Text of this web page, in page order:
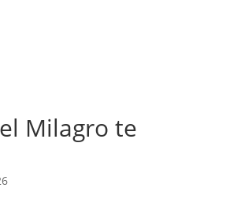
Milagro te